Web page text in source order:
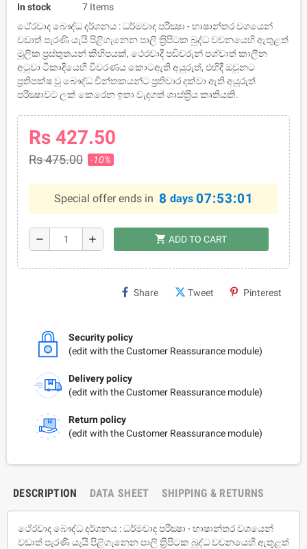
In stock
7 Items
ථේරවාද බෞද්ධ දර්ශනය : ධර්මවාද පරීක්‍ෂා - භාෂාන්තර වශයෙන්
වඩාත් පැරණි යැයි පිළිගැනෙන පාලි ත‍්‍රිපිටක බුද්ධ වචනයෙහි ඇතුළත්
මූලික ප‍්‍රස්තුතයන් කිහිපයක්, ථෙරවාදී පඬිවරුන් පශ්චාත් කාලීන
අටුවා ටීකාදියෙහි විවරණය කොටඇති අයුරුත්, එහිදී ඔවුනට
ප‍්‍රතිපක්ෂ වූ බෞද්ධ චින්තකයන්ට ප‍්‍රතිචාර දක්වා ඇති අයුරුත්
පරීක්‍ෂාවට ලක් කෙරෙන ඉතා වැදගත් ශාස්ත‍්‍රීය කෘතියකි.
Rs 427.50
Rs 475.00 -10%
Special offer ends in 8 days 07:53:00
remove add shopping_cart ADD TO CART
Share Tweet Pinterest
Security policy
(edit with the Customer Reassurance module)
Delivery policy
(edit with the Customer Reassurance module)
Return policy
(edit with the Customer Reassurance module)
DESCRIPTION DATA SHEET SHIPPING & RETURNS
ථේරවාද බෞද්ධ දර්ශනය : ධර්මවාද පරීක්‍ෂා - භාෂාන්තර වශයෙන්
වඩාත් පැරණි යැයි පිළිගැනෙන පාලි ත‍්‍රිපිටක බුද්ධ වචනයෙහි ඇතුළත්